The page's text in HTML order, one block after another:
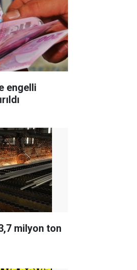
engelli
milyon ton